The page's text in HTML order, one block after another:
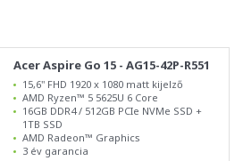
Acer Aspire Go 15 - AG15-42P-R551
15,6" FHD 1920 x 1080 matt kijelző
AMD Ryzen™ 5 5625U 6 Core
16GB DDR4 / 512GB PCIe NVMe SSD +
1TB SSD
AMD Radeon™ Graphics
3 év garancia